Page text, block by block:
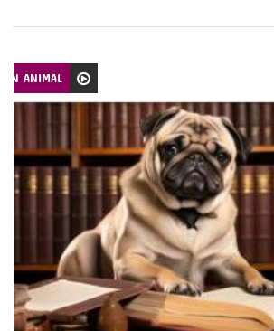
ANIMAL